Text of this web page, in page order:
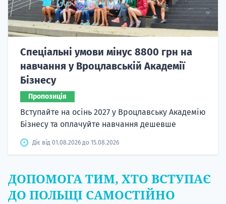
Спеціальні умови мінус 8800 грн на
навчання у Вроцлавській Академії
Бізнесу
Пропозиція
Вступайте на осінь 2027 у Вроцлавську Академію
Бізнесу та оплачуйте навчання дешевше
Діє від 01.08.2026 до 15.08.2026
ДОПОМОГА ТИМ, ХТО ВСТУПАЄ
ДО ПОЛЬЩІ САМОСТІЙНО